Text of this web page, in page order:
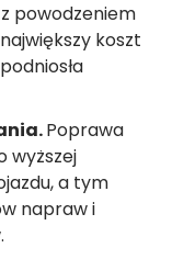
powodzeniem
koszt
Poprawa
wyższej
a tym
napraw i